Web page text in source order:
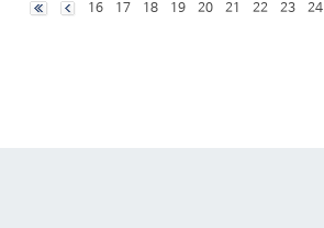
16 17 18 19 20 21 22 23 24